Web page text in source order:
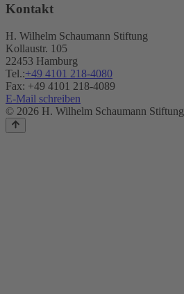
Kontakt
H. Wilhelm Schaumann Stiftung
Kollaustr. 105
22453 Hamburg
Tel.:+49 4101 218-4080
Fax: +49 4101 218-4089
E-Mail schreiben
© 2026 H. Wilhelm Schaumann Stiftung